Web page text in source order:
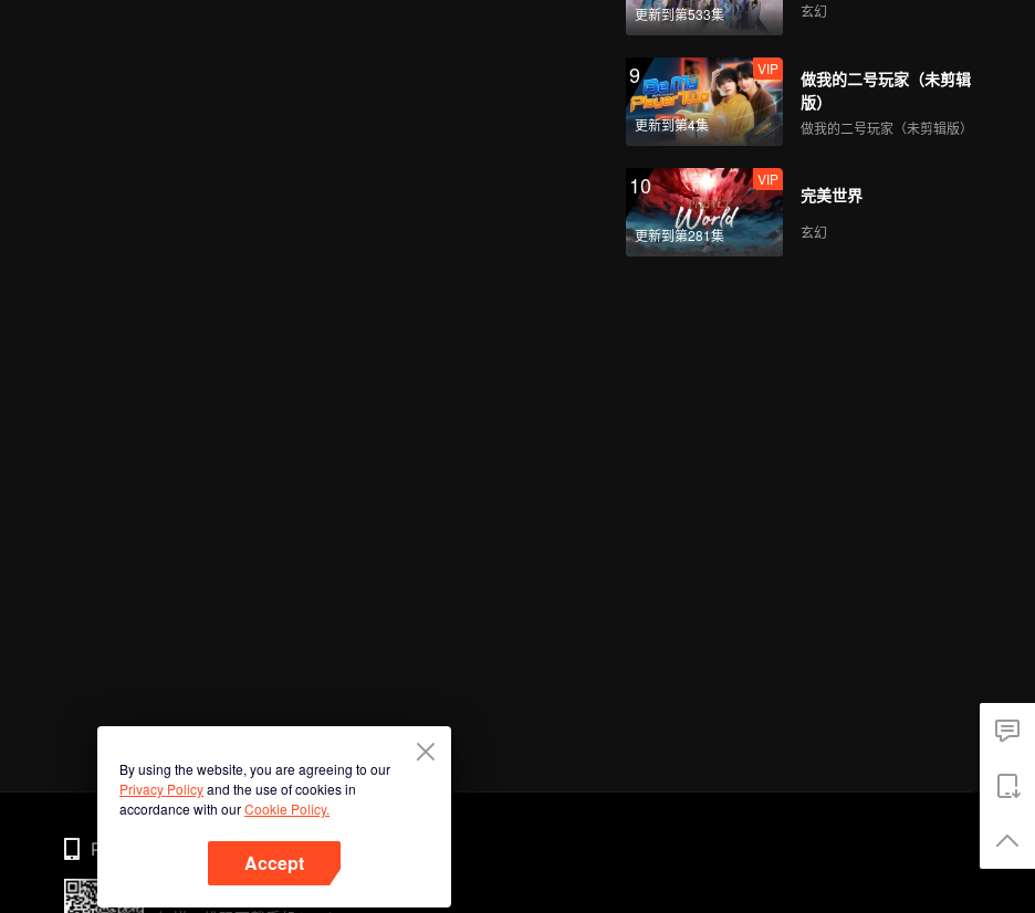
更新到第533集 玄幻
9
更新到第4集
VIP
做我的二号玩家（未剪辑
版）
做我的二号玩家（未剪辑版）
10
更新到第281集
VIP
完美世界
玄幻
By using the website, you are agreeing to our
Privacy Policyand the use of cookies in
accordance with ourCookie Policy.
Accept
Phone